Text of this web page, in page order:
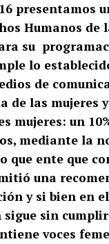
presentamos
Humanos de
su
lo
de
de las mujeres
mujeres: un
mediante la
que ente que
una
y si bien en
sin
voces